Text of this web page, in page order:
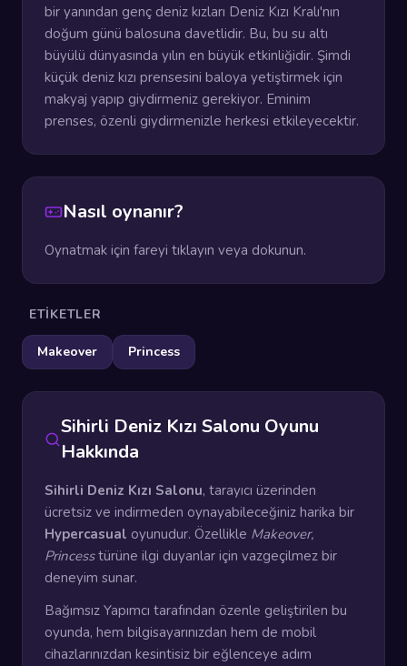
bir yanından genç deniz kızları Deniz Kızı Kralı'nın
doğum günü balosuna davetlidir. Bu, bu su altı
büyülü dünyasında yılın en büyük etkinliğidir. Şimdi
küçük deniz kızı prensesini baloya yetiştirmek için
makyaj yapıp giydirmeniz gerekiyor. Eminim
prenses, özenli giydirmenizle herkesi etkileyecektir.
Nasıl oynanır?
Oynatmak için fareyi tıklayın veya dokunun.
ETIKETLER
Makeover Princess
Sihirli Deniz Kızı Salonu Oyunu
Hakkında
Sihirli Deniz Kızı Salonu, tarayıcı üzerinden
ücretsiz ve indirmeden oynayabileceğiniz harika bir
Hypercasual oyunudur. Özellikle Makeover,
Princesstürüne ilgi duyanlar için vazgeçilmez bir
deneyim sunar.
Bağımsız Yapımcı tarafından özenle geliştirilen bu
oyunda, hem bilgisayarınızdan hem de mobil
cihazlarınızdan kesintisiz bir eğlenceye adım